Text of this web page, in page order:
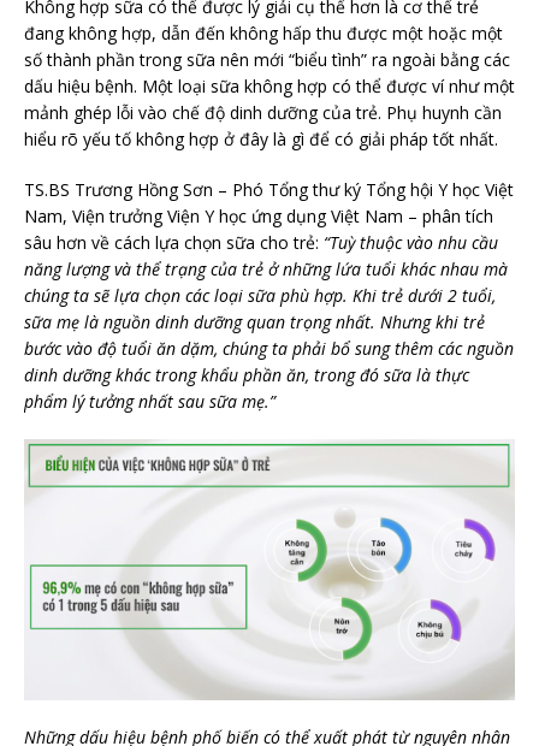
Không hợp sữa có thể được lý giải cụ thể hơn là cơ thể trẻ
đang không hợp, dẫn đến không hấp thu được một hoặc một
số thành phần trong sữa nên mới “biểu tình” ra ngoài bằng các
dấu hiệu bệnh. Một loại sữa không hợp có thể được ví như một
mảnh ghép lỗi vào chế độ dinh dưỡng của trẻ. Phụ huynh cần
hiểu rõ yếu tố không hợp ở đây là gì để có giải pháp tốt nhất.
TS.BS Trương Hồng Sơn – Phó Tổng thư ký Tổng hội Y học Việt
Nam, Viện trưởng Viện Y học ứng dụng Việt Nam – phân tích
sâu hơn về cách lựa chọn sữa cho trẻ: “Tuỳ thuộc vào nhu cầu
năng lượng và thể trạng của trẻ ở những lứa tuổi khác nhau mà
chúng ta sẽ lựa chọn các loại sữa phù hợp. Khi trẻ dưới 2 tuổi,
sữa mẹ là nguồn dinh dưỡng quan trọng nhất. Nhưng khi trẻ
bước vào độ tuổi ăn dặm, chúng ta phải bổ sung thêm các nguồn
dinh dưỡng khác trong khẩu phần ăn, trong đó sữa là thực
phẩm lý tưởng nhất sau sữa mẹ.”
Những dấu hiệu bệnh phố biến có thể xuất phát từ nguyên nhân